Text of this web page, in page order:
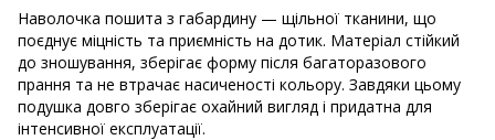
Наволочка пошита з габардину — щільної тканини, що
поєднує міцність та приємність на дотик. Матеріал стійкий
до зношування, зберігає форму після багаторазового
прання та не втрачає насиченості кольору. Завдяки цьому
подушка довго зберігає охайний вигляд і придатна для
інтенсивної експлуатації.